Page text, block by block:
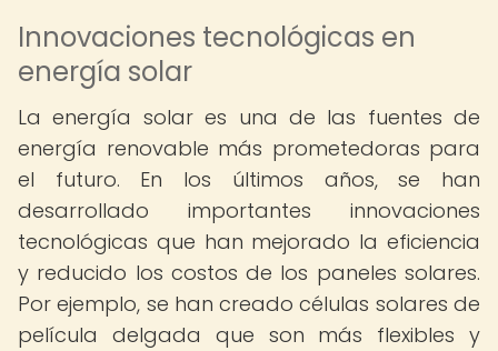
Innovaciones tecnológicas en
energía solar
La energía solar es una de las fuentes de
energía renovable más prometedoras para
el futuro. En los últimos años, se han
desarrollado importantes innovaciones
tecnológicas que han mejorado la eficiencia
y reducido los costos de los paneles solares.
Por ejemplo, se han creado células solares de
película delgada que son más flexibles y